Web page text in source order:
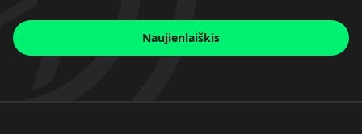
Naujienlaiškis